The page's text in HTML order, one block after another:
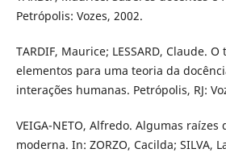
Petrópolis: Vozes, 2002.
TARDIF, Maurice; LESSARD, Claude.
elementos para uma teoria da
interações humanas. Petrópolis, RJ:
VEIGA-NETO, Alfredo. Algumas raízes
moderna. In: ZORZO, Cacilda; SILVA,